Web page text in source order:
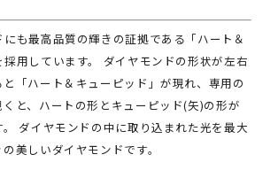
にも最高品質の輝きの証拠である「ハート＆
用しています。 ダイヤモンドの形状が左右
「ハート＆キューピッド」が現れ、専用の
と、ハートの形とキューピッド(矢)の形が
ダイヤモンドの中に取り込まれた光を最大
美しいダイヤモンドです。